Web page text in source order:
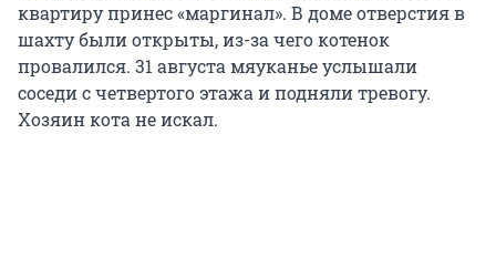
квартиру принес «маргинал». В доме отверстия в
шахту были открыты, из-за чего котенок
провалился. 31 августа мяуканье услышали
соседи с четвертого этажа и подняли тревогу.
Хозяин кота не искал.